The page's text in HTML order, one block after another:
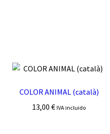
COLOR ANIMAL (català)
13,00€ IVA incluido